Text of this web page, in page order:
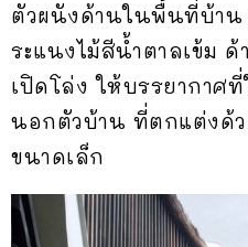
ตัวผนังด้านในพื้นที่บ้าน
ระแนงไม้สีน้ำตาลเข้ม
เปิดโล่ง ให้บรรยากาศ
นอกตัวบ้าน ที่ตกแต่งด้ว
ขนาดเล็ก